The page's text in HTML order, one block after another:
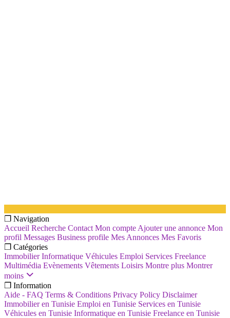
❐ Navigation
Accueil Recherche Contact Mon compte Ajouter une annonce Mon
profil Messages Business profile Mes Annonces Mes Favoris
❐ Catégories
Immobilier Informatique Véhicules Emploi Services Freelance
Multimédia Evènements Vêtements Loisirs Montre plus Montrer
moins
❐ Information
Aide - FAQ Terms & Conditions Privacy Policy Disclaimer
Immobilier en Tunisie Emploi en Tunisie Services en Tunisie
Véhicules en Tunisie Informatique en Tunisie Freelance en Tunisie